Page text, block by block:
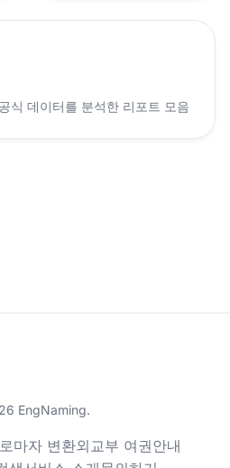
식 데이터를 분석한 리포트 모음
EngNaming.
마자 변환외교부 여권안내